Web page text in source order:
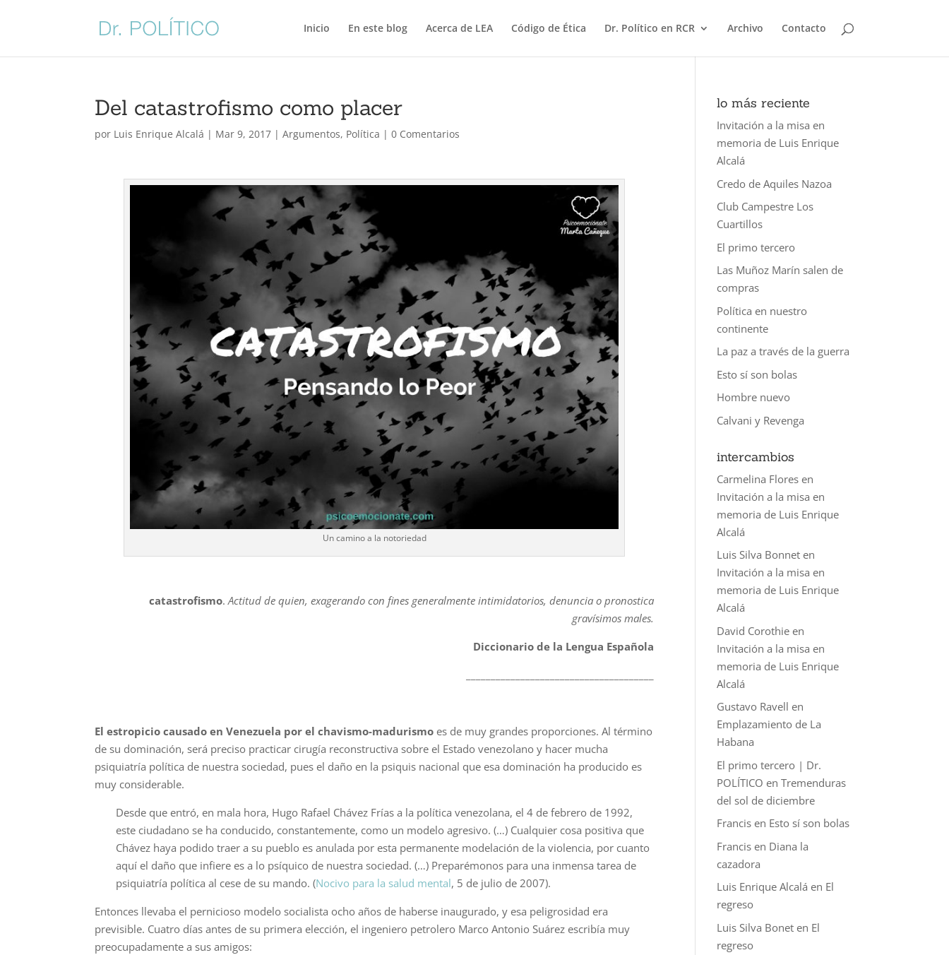
Inicio En este blog Acerca de LEA Código de Ética Dr. Político en RCR Archivo Contacto
Del catastrofismo como placer
por Luis Enrique Alcalá | Mar 9, 2017 |Argumentos, Política |0 Comentarios
Un camino a la notoriedad
catastrofismo.Actitud de quien, exagerando con fines generalmente intimidatorios, denuncia o pronostica
gravísimos males.
Diccionario de la Lengua Española
El estropicio causado en Venezuela por el chavismo-madurismo es de muy grandes proporciones. Al término
de su dominación, será preciso practicar cirugía reconstructiva sobre el Estado venezolano y hacer mucha
psiquiatría política de nuestra sociedad, pues el daño en la psiquis nacional que esa dominación ha producido es
muy considerable.
Desde que entró, en mala hora, Hugo Rafael Chávez Frías a la política venezolana, el 4 de febrero de 1992,
este ciudadano se ha conducido, constantemente, como un modelo agresivo. (…) Cualquier cosa positiva que
Chávez haya podido traer a su pueblo es anulada por esta permanente modelación de la violencia, por cuanto
aquí el daño que infiere es a lo psíquico de nuestra sociedad. (…) Preparémonos para una inmensa tarea de
psiquiatría política al cese de su mando. (Nocivo para la salud mental, 5 de julio de 2007).
Entonces llevaba el pernicioso modelo socialista ocho años de haberse inaugurado, y esa peligrosidad era
previsible. Cuatro días antes de su primera elección, el ingeniero petrolero Marco Antonio Suárez escribía muy
preocupadamente a sus amigos:
lo más reciente
Invitación a la misa en
memoria de Luis Enrique
Alcalá
Credo de Aquiles Nazoa
Club Campestre Los
Cuartillos
El primo tercero
Las Muñoz Marín salen de
compras
Política en nuestro
continente
La paz a través de la guerra
Esto sí son bolas
Hombre nuevo
Calvani y Revenga
intercambios
Carmelina Flores en
Invitación a la misa en
memoria de Luis Enrique
Alcalá
Luis Silva Bonnet en
Invitación a la misa en
memoria de Luis Enrique
Alcalá
David Corothie en
Invitación a la misa en
memoria de Luis Enrique
Alcalá
Gustavo Ravell en
Emplazamiento de La
Habana
El primo tercero | Dr.
POLÍTICO enTremenduras
del sol de diciembre
Francis en Esto sí son bolas
Francis en Diana la
cazadora
Luis Enrique Alcalá en El
regreso
Luis Silva Bonet en El
regreso